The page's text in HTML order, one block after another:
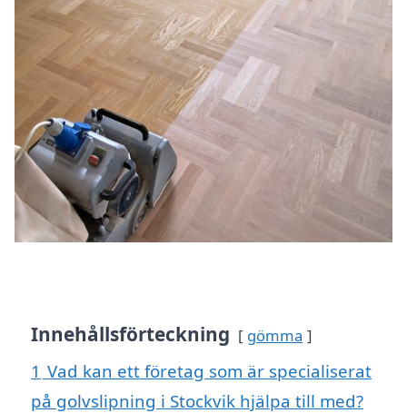
Innehållsförteckning gömma
1 Vad kan ett företag som är specialiserat
på golvslipning i Stockvik hjälpa till med?